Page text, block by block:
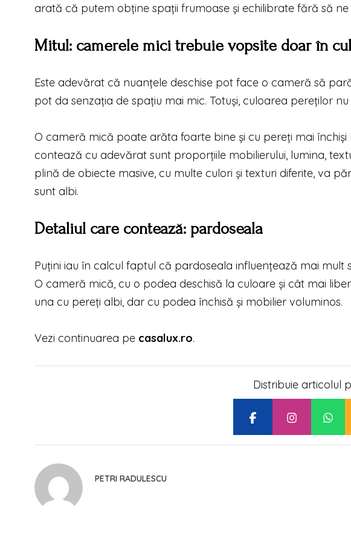
arată că putem obține spații frumoase și echilibrate fără să ne
Mitul: camerele mici trebuie vopsite doar în
Este adevărat că nuanțele deschise pot face o cameră să
pot da senzația de spațiu mai mic. Totuși, culoarea pereților
O cameră mică poate arăta foarte bine și cu pereți mai
contează cu adevărat sunt proporțiile mobilierului, lumina,
plină de obiecte masive, cu multe culori și texturi diferite, va
sunt albi.
Detaliul care contează: pardoseala
Puțini iau în calcul faptul că pardoseala influențează mai mult
O cameră mică, cu o podea deschisă la culoare și cât mai
una cu pereți albi, dar cu podea închisă și mobilier voluminos.
Vezi continuarea pe casalux.ro.
Distribuie articolul
PETRI RADULESCU